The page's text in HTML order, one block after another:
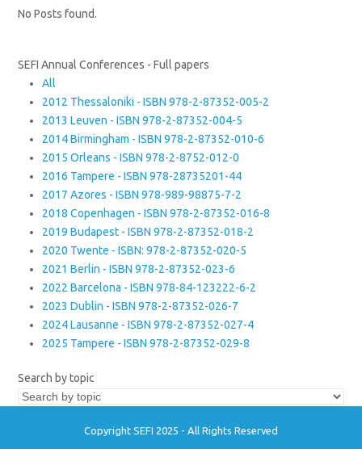
No Posts found.
SEFI Annual Conferences - Full papers
All
2012 Thessaloniki - ISBN 978-2-87352-005-2
2013 Leuven - ISBN 978-2-87352-004-5
2014 Birmingham - ISBN 978-2-87352-010-6
2015 Orleans - ISBN 978-2-8752-012-0
2016 Tampere - ISBN 978-28735201-44
2017 Azores - ISBN 978-989-98875-7-2
2018 Copenhagen - ISBN 978-2-87352-016-8
2019 Budapest - ISBN 978-2-87352-018-2
2020 Twente - ISBN: 978-2-87352-020-5
2021 Berlin - ISBN 978-2-87352-023-6
2022 Barcelona - ISBN 978-84-123222-6-2
2023 Dublin - ISBN 978-2-87352-026-7
2024 Lausanne - ISBN 978-2-87352-027-4
2025 Tampere - ISBN 978-2-87352-029-8
Search by topic
Copyright SEFI 2025 - All Rights Reserved